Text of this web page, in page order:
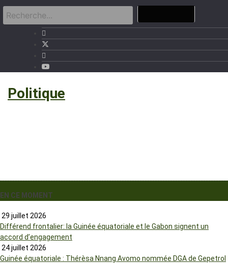
Politique
EN CE MOMENT
29 juillet 2026
Différend frontalier: la Guinée équatoriale et le Gabon signent un
accord d’engagement
24 juillet 2026
Guinée équatoriale : Thérèsa Nnang Avomo nommée DGA de Gepetrol